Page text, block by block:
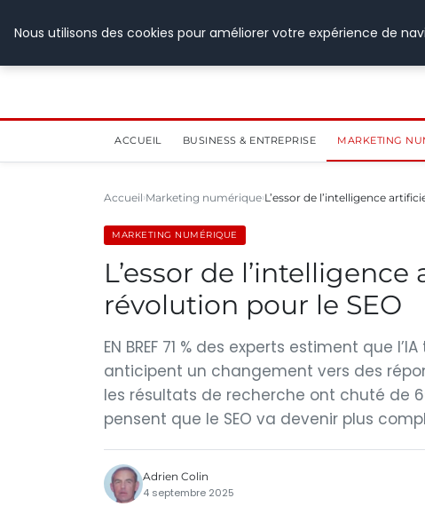
ACCUEIL BUSINESS & ENTREPRISE MARKETING
Accueil Marketing numérique L’essor de l’intelligence
MARKETING NUMÉRIQUE
L’essor de
révolution pour le SEO
EN BREF 71 % des experts estiment que
anticipent un changement vers des
les résultats de recherche ont chuté de
pensent que le SEO va devenir plus
Adrien Colin
4 septembre 2025
Nous utilisons des cookies pour améliorer votre expérience de